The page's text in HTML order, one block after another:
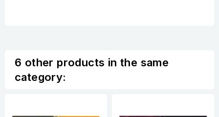
6 other products in the same
category: